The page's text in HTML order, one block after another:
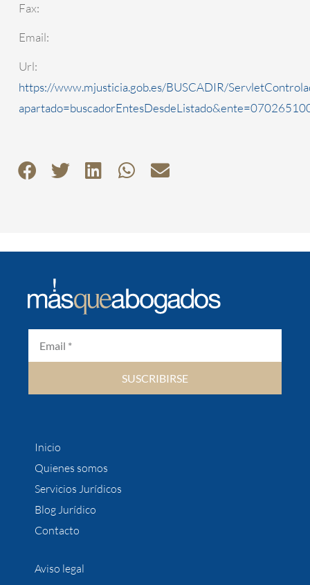
Fax:
Email:
Url:
https://www.mjusticia.gob.es/BUSCADIR/
SUSCRIBIRSE
Inicio
Quienes somos
Servicios Jurídicos
Blog Jurídico
Contacto
Aviso legal